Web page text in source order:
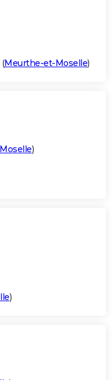
(Meurthe-et-Moselle)
Moselle)
)